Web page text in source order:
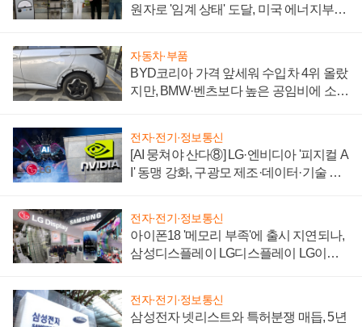
원자로 '임계 상태' 도달, 미국 에너지부
자동차·부품
BYD코리아 가격 앞세워 수입차 4위 올랐
지만, BMW·벤츠보다 높은 공임비에 소비
전자·전기·정보통신
[AI 뭉쳐야 산다⑧] LG·엔비디아 '피지컬 A
I' 동맹 강화, 구광모 제조·데이터·기술 결
전자·전기·정보통신
아이폰18 '메모리 부족'에 출시 지연되나,
삼성디스플레이 LG디스플레이 LG이노
전자·전기·정보통신
삼성전자 넷리스트와 특허분쟁 매듭, 5년